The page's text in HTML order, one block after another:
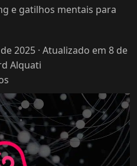
e gatilhos mentais para
2025 · Atualizado em 8 de
Alquati